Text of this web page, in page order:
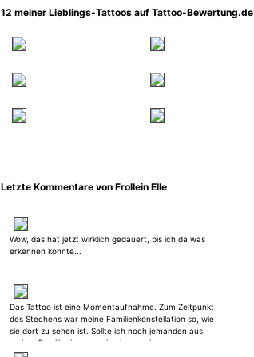
12 meiner Lieblings-Tattoos auf Tattoo-Bewertung.de
Letzte Kommentare von Frollein Elle
Wow, das hat jetzt wirklich gedauert, bis ich da was
erkennen konnte...
Das Tattoo ist eine Momentaufnahme. Zum Zeitpunkt
des Stechens war meine Familienkonstellation so, wie
sie dort zu sehen ist. Sollte ich noch jemanden aus
meiner Familie (in memoriam) verewigen
wollen/müssen, dann werde ich es auf eine andere Art